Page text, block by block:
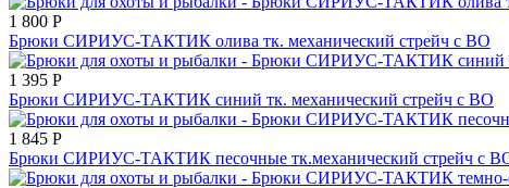
1 800 Р
Брюки СИРИУС-ТАКТИК олива тк. механический стрейч с ВО
1 395 Р
Брюки СИРИУС-ТАКТИК синий тк. механический стрейч с ВО
1 845 Р
Брюки СИРИУС-ТАКТИК песочные тк.механический стрейч с